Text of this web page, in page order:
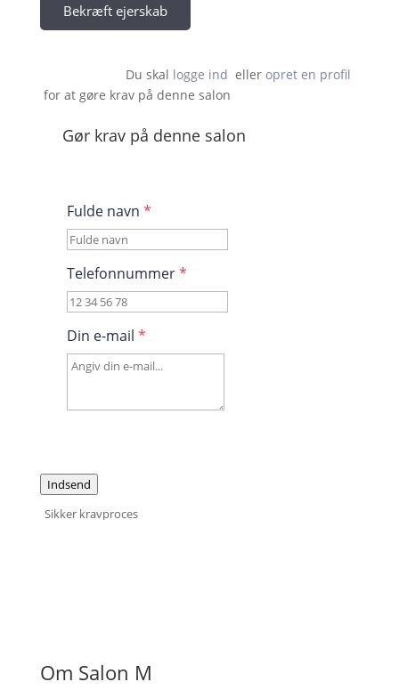
Bekræft ejerskab
Du skal logge ind eller opret en profil
for at gøre krav på denne salon
Gør krav på denne salon
Fulde navn *
Telefonnummer*
Din e-mail *
Indsend
Sikker kravproces
Om Salon M